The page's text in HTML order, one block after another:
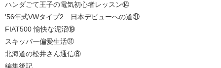
ハンダごて王子の電気初心者レッスン⑭
'56年式VWタイプ2 日本デビューへの道㉛
FIAT500 愉快な泥沼⑲
スキッパー偏愛生活㉛
北海道の松井さん通信⑧
編集後記